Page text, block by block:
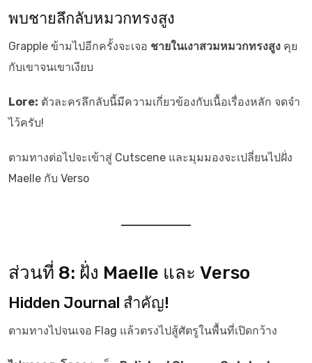
พบชายลึกลับหมวกทรงสูง
Grapple ข้ามไปอีกครั้งจะเจอ ชายในเงาสวมหมวกทรงสูง คุย
กับเขาจนเขาเงียบ
Lore: ตัวละครลึกลับนี้มีความเกี่ยวข้องกับเนื้อเรื่องหลัก จดจำ
ไว้ครับ!
ตามทางต่อไปจะเข้าสู่ Cutscene และมุมมองจะเปลี่ยนไปฝั่ง
Maelle กับ Verso
ส่วนที่ 8: ฝั่ง Maelle และ Verso
Hidden Journal สำคัญ!
ตามทางไปจนเจอ Flag แล้วตรงไปสู้ศัตรูในพื้นที่เปิดกว้าง